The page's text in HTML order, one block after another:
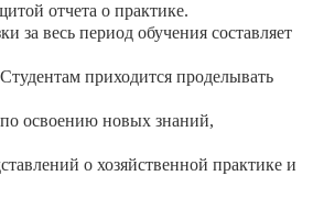
отчета о практике.
за весь период обучения составляет
приходится проделывать
освоению новых знаний,
о хозяйственной практике и